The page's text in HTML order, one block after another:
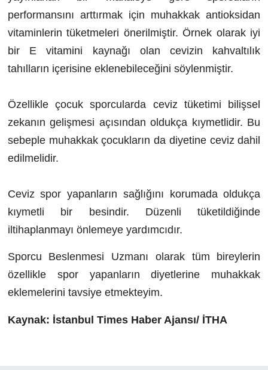
performansını arttırmak için muhakkak antioksidan
vitaminlerin tüketmeleri önerilmiştir. Örnek olarak iyi
bir E vitamini kaynağı olan cevizin kahvaltılık
tahılların içerisine eklenebileceğini söylenmiştir.
Özellikle çocuk sporcularda ceviz tüketimi bilişsel
zekanın gelişmesi açısından oldukça kıymetlidir. Bu
sebeple muhakkak çocukların da diyetine ceviz dahil
edilmelidir.
Ceviz spor yapanların sağlığını korumada oldukça
kıymetli bir besindir. Düzenli tüketildiğinde
iltihaplanmayı önlemeye yardımcıdır.
Sporcu Beslenmesi Uzmanı olarak tüm bireylerin
özellikle spor yapanların diyetlerine muhakkak
eklemelerini tavsiye etmekteyim.
Kaynak: İstanbul Times Haber Ajansı/ İTHA